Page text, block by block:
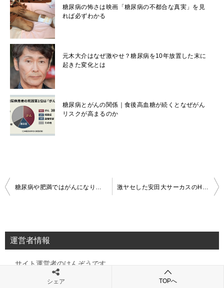
糖尿病の怖さは映画「糖尿病の不都合な真実」を見
れば必ずわかる
元木大介はなぜ激やせ？糖尿病を10年放置した末に
起きた変化とは
糖尿病とがんの関係｜食後高血糖が続くとなぜがん
リスクが高まるのか
投
ビ
ゲ
糖尿病や肥満ではがんになりやすい 激ヤセした安田大サーカスのHIROの秘けつは野菜だった
運営者情報
サイト運営者のけんぞうです。
シェア TOPへ